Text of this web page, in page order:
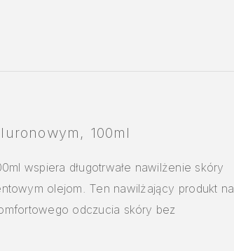
100ml
wspiera długotrwałe nawilżenie skóry
olejom. Ten nawilżający produkt na
odczucia skóry bez